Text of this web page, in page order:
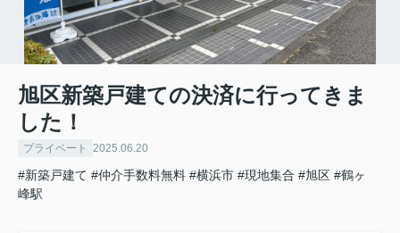
旭区新築戸建ての決済に行ってきま
した！
プライベート 2025.06.20
#新築戸建て #仲介手数料無料 #横浜市 #現地集合 #旭区 #鶴ヶ
峰駅